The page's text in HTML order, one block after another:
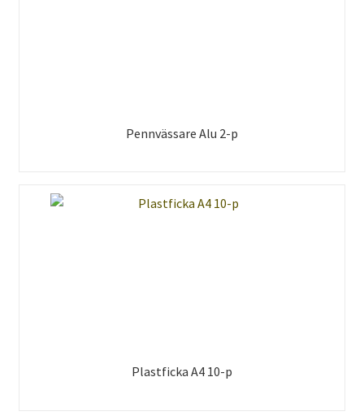
Pennvässare Alu 2-p
Plastficka A4 10-p